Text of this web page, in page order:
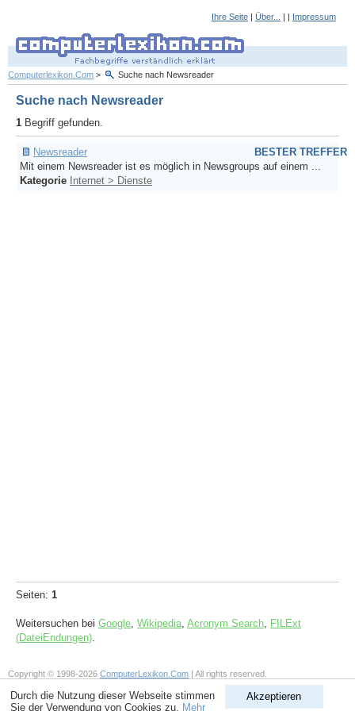
Ihre Seite | Über... | | Impressum
Computerlexikon.Com > Suche nach Newsreader
Suche nach Newsreader
1 Begriff gefunden.
BESTER TREFFER
Newsreader
Mit einem Newsreader ist es möglich in Newsgroups auf einem ...
Kategorie Internet > Dienste
Seiten: 1
Weitersuchen bei Google Wikipedia Acronym Search FILExt
(DateiEndungen)
Akzeptieren
Durch die Nutzung dieser Webseite stimmen
Sie der Verwendung von Cookies zu. Mehr
Copyright © 1998-2026 ComputerLexikon.Com | All rights reserved.